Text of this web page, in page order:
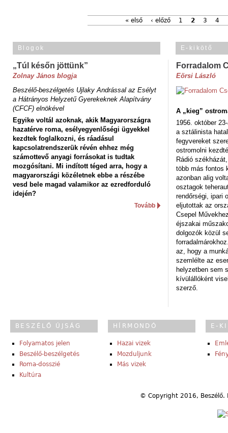
« első ‹ előző 1 2 3 4
Blogok
„Túl későn jöttünk”
Zolnay János blogja
Beszélő-beszélgetés Ujlaky Andrással az Esélyt
a Hátrányos Helyzetű Gyerekeknek Alapítvány
(CFCF) elnökével
Egyike voltál azoknak, akik Magyarországra
hazatérve roma, esélyegyenlőségi ügyekkel
kezdtek foglalkozni, és ráadásul
kapcsolatrendszerük révén ehhez még
számottevő anyagi forrásokat is tudtak
mozgósítani. Mi indított téged arra, hogy a
magyarországi közéletnek ebbe a részébe
vesd bele magad valamikor az ezredforduló
idején?
Tovább
E-kikötő
Forradalom
Eörsi László
A „kieg”
1956. október
a sztálinista
fegyvereket
ostromolni
Rádió
több más fontos
azonban alig
osztagok
rendőrségi, ipari
eljutottak az
Csepel
éjszakai
dolgozók közül
az, hogy a
szemlélte az
helyzetben sem
kívülállóként
szerző.
BESZÉLŐ ÚJSÁG
Folyamatos jelen
Beszélő-beszélgetés
Roma-dosszié
Kultúra
HÍRMONDÓ
Hazai vizek
Mozduljunk
Más vizek
E-
© Copyright 2016,